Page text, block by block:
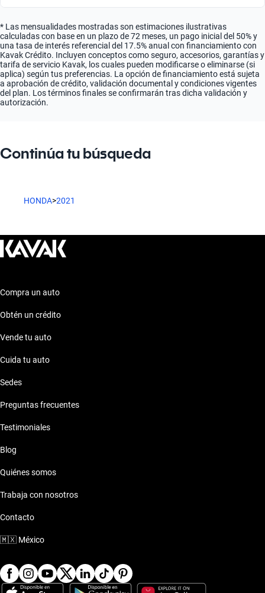
* Las mensualidades mostradas son estimaciones ilustrativas
calculadas con base en un plazo de 72 meses, un pago inicial del 50% y
una tasa de interés referencial del 17.5% anual con financiamiento con
Kavak Crédito. Incluyen conceptos como seguro, accesorios, garantías y
tarifa de servicio Kavak, los cuales pueden modificarse o eliminarse (si
aplica) según tus preferencias. La opción de financiamiento está sujeta
a aprobación de crédito, validación documental y condiciones vigentes
del plan. Los términos finales se confirmarán tras dicha validación y
autorización.
Continúa tu búsqueda
HONDA>2021
Compra un auto
Obtén un crédito
Vende tu auto
Cuida tu auto
Sedes
Preguntas frecuentes
Testimoniales
Blog
Quiénes somos
Trabaja con nosotros
Contacto
🇲🇽 México